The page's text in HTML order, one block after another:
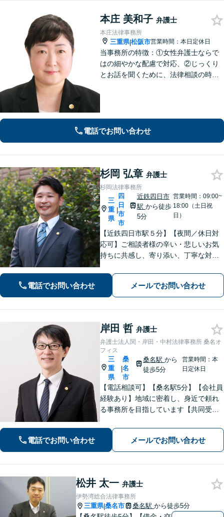
本庄 美和子 弁護士
本庄法律事務所
三重県|松阪市営業時間：本日定休日
当事務所の特徴：①女性弁護士ならで
はの細やかな配慮で対応、②じっくり
とお話を聞くために、法律相談の時間
電話でお問い合わせ
杉岡 弘章 弁護士
杉岡法律事務所
三
重
県
|
四
日
市
市
近鉄四日市
駅 から徒歩
5分
営業時間：09:00~
18:00（土日祝
日）
【近鉄四日市駅５分】【夜間／休日対
応可】ご相談者様の辛い・悲しいお気
持ちに共感し、寄り添い、丁寧な対応
相続／刑事事件など、幅広く対応【地
域に根ざした弁護士】お気軽にお問い
合わせください。
電話でお問い合わせ メールでお問い合わせ
岸田 哲 弁護士
弁護士法人関・岸田・中村法律事務所 桑名オ
フィス
三
重
県
|
桑
名
市
桑名駅から
徒歩5分
営業時間：本
日定休日
【電話相談可】【桑名駅5分】【会社員
経験あり】地域に密着し、身近で頼れ
る事務所を目指しています【共同受任
全力を尽くします。一人で悩まず、お
気軽にご相談ください【夜間土日相談
可（要予約）】
電話でお問い合わせ メールでお問い合わせ
松井 太一 弁護士
伊勢湾総合法律事務所
三重県|桑名市 桑名駅 から徒歩5分